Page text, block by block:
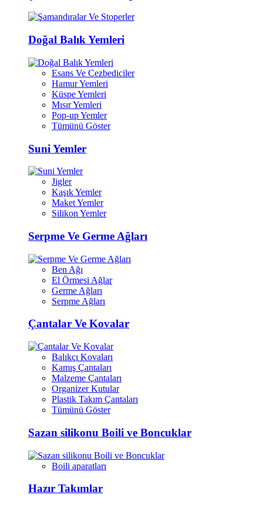
Doğal Balık Yemleri
Esans Ve Cezbediciler
Hamur Yemleri
Küspe Yemleri
Mısır Yemleri
Pop-up Yemler
Tümünü Göster
Suni Yemler
Jigler
Kaşık Yemler
Maket Yemler
Silikon Yemler
Serpme Ve Germe Ağları
Ben Ağı
El Örmesi Ağlar
Germe Ağları
Serpme Ağları
Çantalar Ve Kovalar
Balıkçı Kovaları
Kamış Çantaları
Malzeme Çantaları
Organizer Kutular
Plastik Takım Çantaları
Tümünü Göster
Sazan silikonu Boili ve Boncuklar
Boili aparatları
Hazır Takımlar